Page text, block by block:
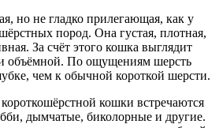
но не гладко прилегающая, как у
пород. Она густая, плотная,
За счёт этого кошка выглядит
объёмной. По ощущениям шерсть
чем к обычной короткой шерсти.
кошки встречаются
дымчатые, биколорные и другие.